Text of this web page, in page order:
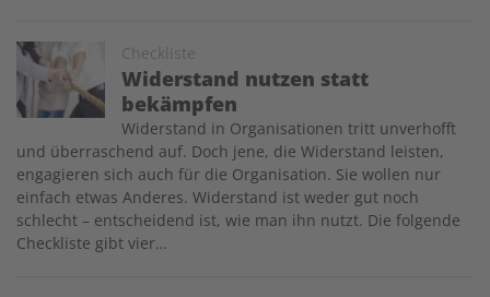
Checkliste
Widerstand nutzen statt
bekämpfen
Image
Widerstand in Organisationen tritt unverhofft
und überraschend auf. Doch jene, die Widerstand leisten,
engagieren sich auch für die Organisation. Sie wollen nur
einfach etwas Anderes. Widerstand ist weder gut noch
schlecht – entscheidend ist, wie man ihn nutzt. Die folgende
Checkliste gibt vier…